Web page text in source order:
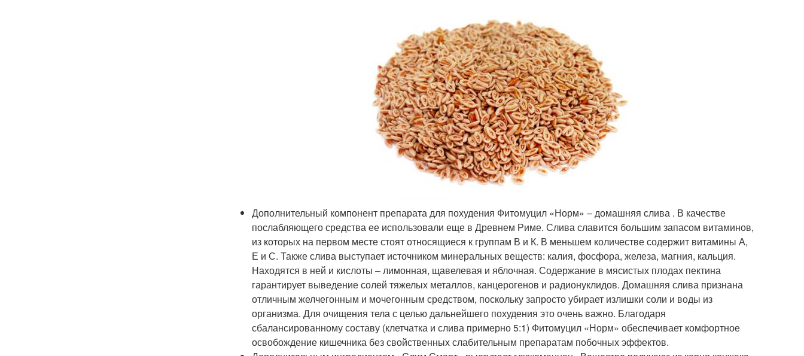
Дополнительный компонент препарата для похудения Фитомуцил «Норм» – домашняя слива . В качестве
послабляющего средства ее использовали еще в Древнем Риме. Слива славится большим запасом витаминов,
из которых на первом месте стоят относящиеся к группам В и К. В меньшем количестве содержит витамины А,
Е и С. Также слива выступает источником минеральных веществ: калия, фосфора, железа, магния, кальция.
Находятся в ней и кислоты – лимонная, щавелевая и яблочная. Содержание в мясистых плодах пектина
гарантирует выведение солей тяжелых металлов, канцерогенов и радионуклидов. Домашняя слива признана
отличным желчегонным и мочегонным средством, поскольку запросто убирает излишки соли и воды из
организма. Для очищения тела с целью дальнейшего похудения это очень важно. Благодаря
сбалансированному составу (клетчатка и слива примерно 5:1) Фитомуцил «Норм» обеспечивает комфортное
освобождение кишечника без свойственных слабительным препаратам побочных эффектов.